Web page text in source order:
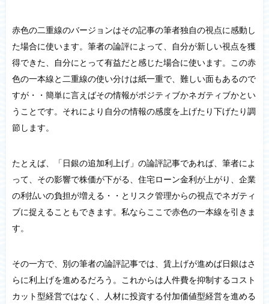
赤色の二重線のバージョンはその記事の筆者独自の視点に感動し
た場合に使います。筆者の論評によって、自分が新しい視点を獲
得できた、自分にとって有益だと感じた場合に使います。この赤
色の一本線と二重線の使い分けは紙一重で、難しい面もあるので
すが・・簡単に言えばその情報がポジティブかネガティブかとい
うことです。それにより自分の情報の感度を上げたり下げたり調
節します。
たとえば、「日銀の追加利上げ」の論評記事であれば、筆者によ
って、その影響で株価が下がる、住宅ローン金利が上がり、企業
の利払いの負担が増える・・とリスク管理からの視点でネガティ
ブに捉えることもできます。私ならここで赤色の一本線を引きま
す。
その一方で、別の筆者の論評記事では、賃上げが進めば日銀はさ
らに利上げを進めるだろう。これからは人件費を抑制するコスト
カット型経営ではなく、人材に投資する付加価値型経営を進める